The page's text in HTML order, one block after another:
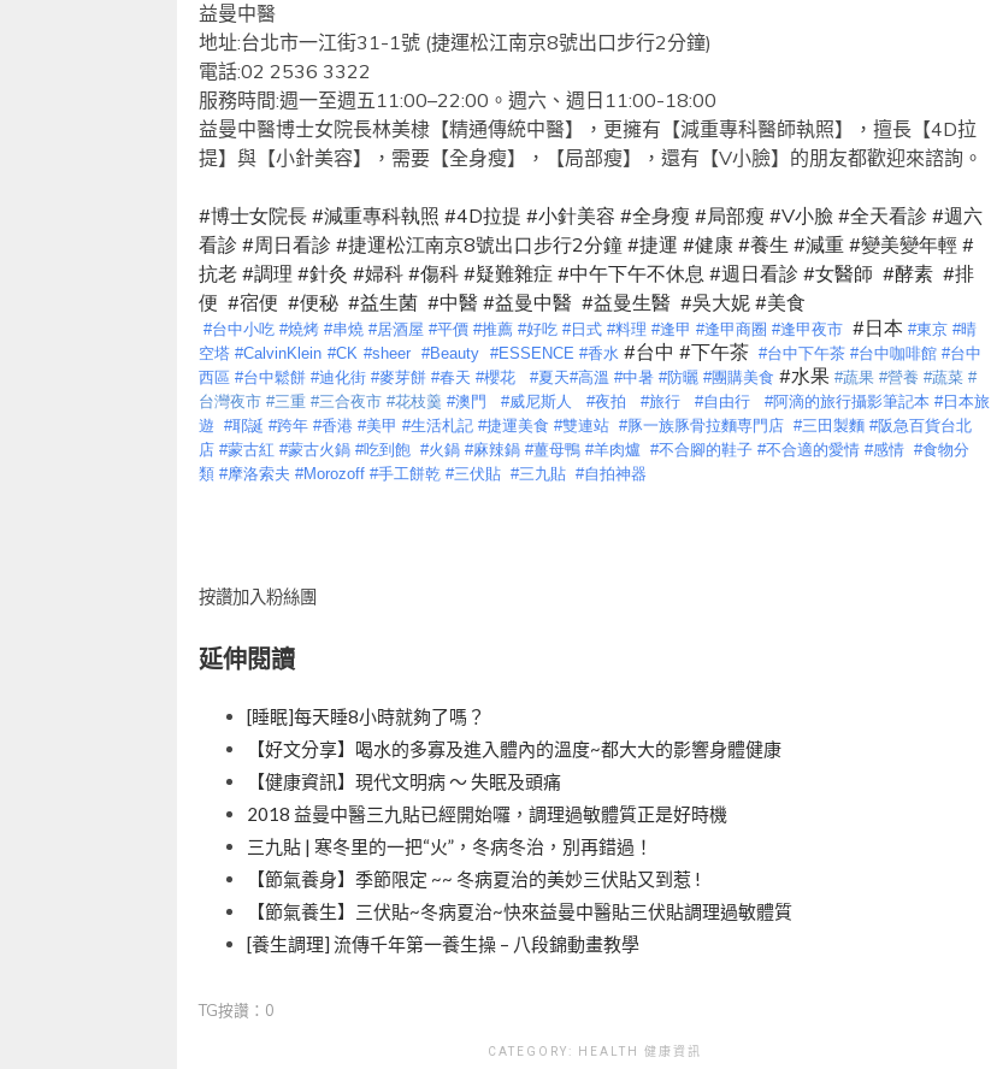
益曼中醫
地址:台北市一江街31-1號 (捷運松江南京8號出口步行2分鐘)
電話:02 2536 3322
服務時間:週一至週五11:00–22:00 。週六、週日 11:00-18:00
益曼中醫博士女院長林美棣【精通傳統中醫】，更擁有【減重專科醫師執照】，擅長【4D拉
提】與【小針美容】，需要【全身瘦】，【局部瘦】，還有【V小臉】的朋友都歡迎來諮詢。
#博士女院長 #減重專科執照 #4D拉提 #小針美容 #全身瘦 #局部瘦 #V小臉 #全天看診 #週六
看診 #周日看診 #捷運松江南京8號出口步行2分鐘 #捷運 #健康 #養生 #減重 #變美變年輕 #
抗老 #調理 #針灸 #婦科 #傷科 #疑難雜症 #中午下午不休息 #週日看診 #女醫師 #酵素 #排
便 #宿便 #便秘 #益生菌 #中醫 #益曼中醫 #益曼生醫 #吳大妮 #美食
#台中小吃 #燒烤 #串燒 #居酒屋 #平價 #推薦 #好吃 #日式 #料理 #逢甲 #逢甲商圈 #逢甲夜市 #日本 #東京 #晴
空塔 #CalvinKlein #CK #sheer #Beauty #ESSENCE #香水 #台中 #下午茶 #台中下午茶 #台中咖啡館 #台中
西區 #台中鬆餅 #迪化街 #麥芽餅 #春天 #櫻花 #夏天#高溫 #中暑 #防曬 #團購美食 #水果 #蔬果 #營養 #蔬菜 #
台灣夜市 #三重 #三合夜市 #花枝羹 #澳門 #威尼斯人 #夜拍 #旅行 #自由行 #阿滴的旅行攝影筆記本 #日本旅
遊 #耶誕 #跨年 #香港 #美甲 #生活札記 #捷運美食 #雙連站 #豚一族豚骨拉麵専門店 #三田製麵 #阪急百貨台北
店 #蒙古紅 #蒙古火鍋 #吃到飽 #火鍋 #麻辣鍋 #薑母鴨 #羊肉爐 #不合腳的鞋子 #不合適的愛情 #感情 #食物分
類 #摩洛索夫 #Morozoff #手工餅乾 #三伏貼 #三九貼 #自拍神器
按讚加入粉絲團
延伸閱讀
[睡眠]每天睡8小時就夠了嗎？
【好文分享】喝水的多寡及進入體內的溫度~都大大的影響身體健康
【健康資訊】現代文明病 ～ 失眠及頭痛
2018 益曼中醫三九貼已經開始囉，調理過敏體質正是好時機
三九貼 | 寒冬里的一把“火”，冬病冬治，別再錯過！
【節氣養身】季節限定 ~~ 冬病夏治的美妙三伏貼又到惹 !
【節氣養生】三伏貼~冬病夏治~快來益曼中醫貼三伏貼調理過敏體質
[養生調理] 流傳千年第一養生操 – 八段錦動畫教學
TG按讚：0
CATEGORY: HEALTH 健康資訊